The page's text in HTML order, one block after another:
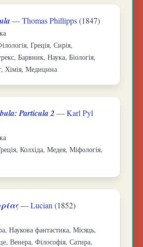
—Thomas Phillipps(1847)
Греція, Сирія,
Барвник, Наука, Біологія,
Хімія, Медицина
Particula 2 —Karl Pyl
Колхіда, Медея, Міфологія,
—Lucian (1852)
Наукова фантастика, Місяць,
Венера, Філософія, Сатира,